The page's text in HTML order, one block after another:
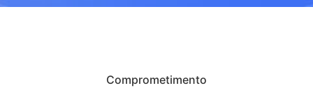
Comprometimento